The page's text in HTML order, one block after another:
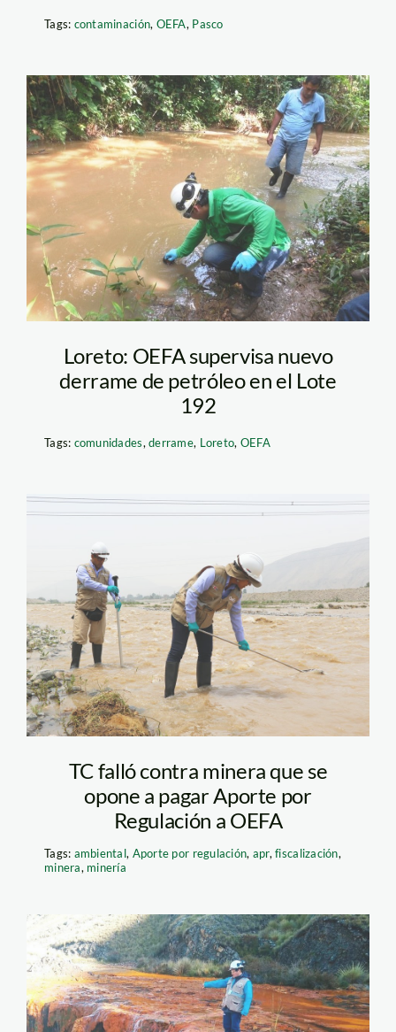
Tags: contaminación, OEFA, Pasco
derrame_OEFA
Loreto: OEFA supervisa nuevo
derrame de petróleo en el Lote
192
Tags: comunidades,derrame, Loreto, OEFA
oefa—apr
TC falló contra minera que se
opone a pagar Aporte por
Regulación a OEFA
Tags: ambiental, Aporte por regulación, apr,fiscalización,
minera, minería
contaminacion-
ancash—oefa